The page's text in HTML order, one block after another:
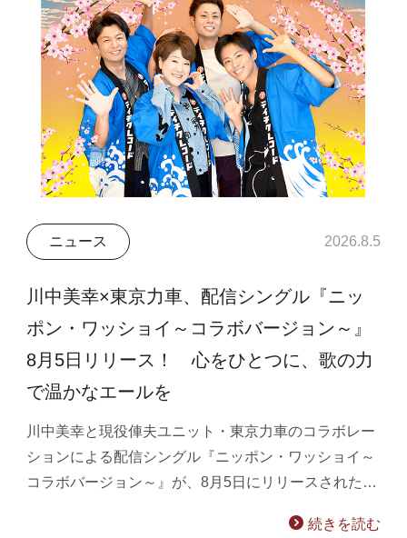
ニュース 2026.8.5
川中美幸×東京力車、配信シングル『ニッ
ポン・ワッショイ～コラボバージョン～』
8月5日リリース！ 心をひとつに、歌の力
で温かなエールを
川中美幸と現役俥夫ユニット・東京力車のコラボレー
ションによる配信シングル『ニッポン・ワッショイ～
コラボバージョン～』が、8月5日にリリースされた…
続きを読む